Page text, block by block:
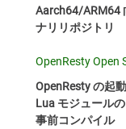
Aarch64/ARM64
ナリリポジトリ
OpenResty Open
OpenResty の起
Lua モジュール
事前コンパイル